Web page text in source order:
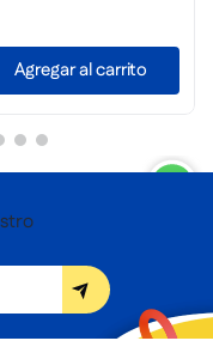
Agregar al carrito